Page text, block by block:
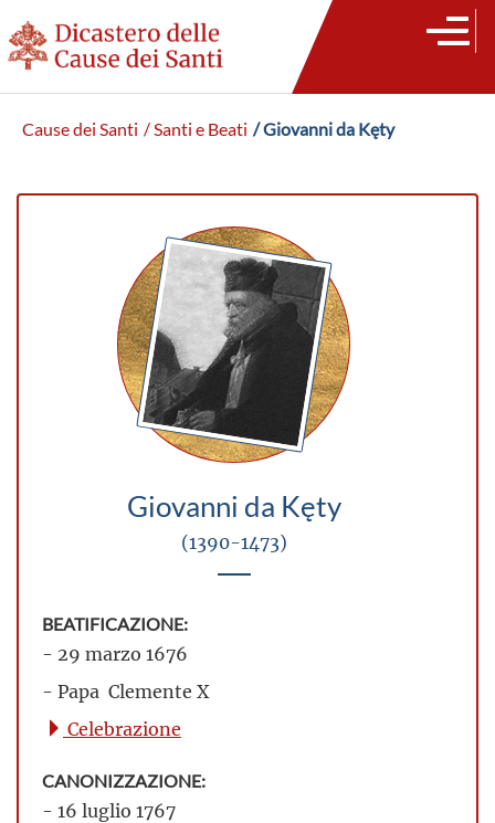
Cause dei Santi / Santi e Beati / Giovanni da Kęty
Giovanni da Kęty
(1390-1473)
BEATIFICAZIONE:
- 29 marzo 1676
- Papa Clemente X
Celebrazione
CANONIZZAZIONE:
- 16 luglio 1767